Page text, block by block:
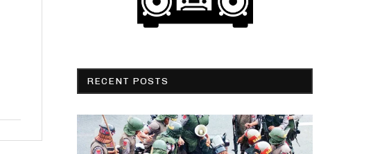
RECENT POSTS